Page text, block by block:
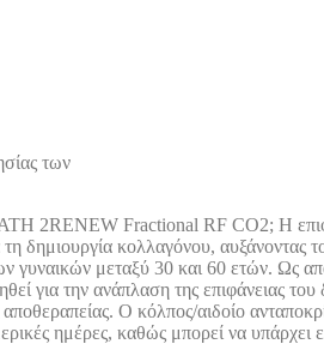
των
Fractional RF CO2; Η
δημιουργία κολλαγόνου, αυξάνοντας
γυναικών μεταξύ 30 και 60 ετών. Ως
για την ανάπλαση της επιφάνειας
Ο κόλπος/αιδοίο
ημέρες, καθώς μπορεί να υπάρχει